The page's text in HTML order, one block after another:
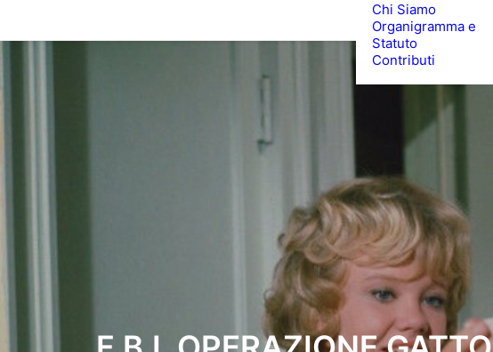
Chi Siamo
Organigramma e
Statuto
Contributi